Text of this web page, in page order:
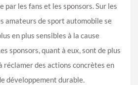
par les fans et les sponsors. Sur les
amateurs de sport automobile se
en plus sensibles à la cause
sponsors, quant à eux, sont de plus
réclamer des actions concrètes en
développement durable.